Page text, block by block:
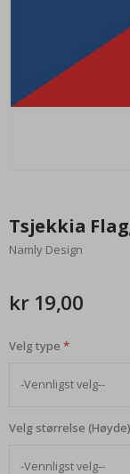
begynnelsen
av
Tsjekkia
Namly Design
kr 19,00
Velg type
Velg størrelse (Høyde)